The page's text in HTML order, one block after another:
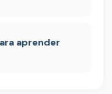
aprender